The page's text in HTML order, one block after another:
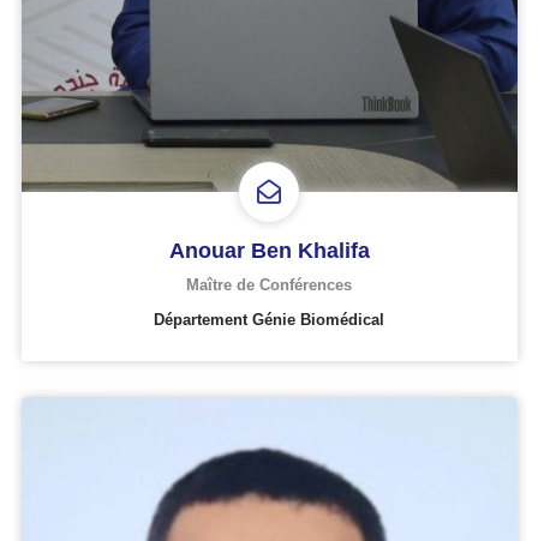
Anouar Ben Khalifa
Maître de Conférences
Département Génie Biomédical